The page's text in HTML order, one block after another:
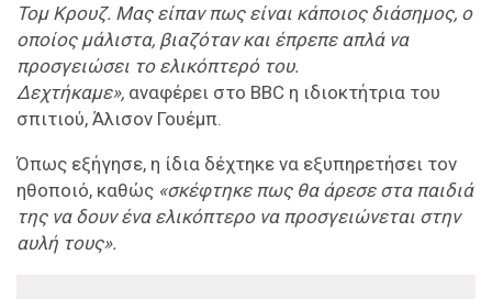
Τομ Κρουζ. Μας είπαν πως είναι κάποιος διάσημος, ο
οποίος μάλιστα, βιαζόταν και έπρεπε απλά να
προσγειώσει το ελικόπτερό του.
Δεχτήκαμε», αναφέρει στο BBC η ιδιοκτήτρια του
σπιτιού, Άλισον Γουέμπ.
Όπως εξήγησε, η ίδια δέχτηκε να εξυπηρετήσει τον
ηθοποιό, καθώς «σκέφτηκε πως θα άρεσε στα παιδιά
της να δουν ένα ελικόπτερο να προσγειώνεται στην
αυλή τους».